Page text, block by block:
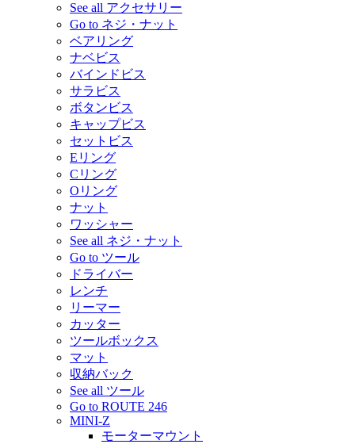
See all アクセサリー
Go to ネジ・ナット
ベアリング
ナベビス
バインドビス
サラビス
ボタンビス
キャップビス
セットビス
Eリング
Cリング
Oリング
ナット
ワッシャー
See all ネジ・ナット
Go to ツール
ドライバー
レンチ
リーマー
カッター
ツールボックス
マット
収納バック
See all ツール
Go to ROUTE 246
MINI-Z
モーターマウント